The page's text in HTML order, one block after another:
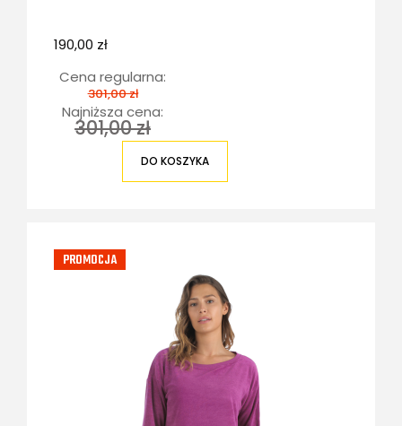
190,00 zł
Cena regularna:
301,00 zł
Najniższa cena:
301,00 zł
DO KOSZYKA
PROMOCJA